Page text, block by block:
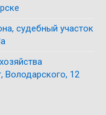
судебный участок
Володарского, 12